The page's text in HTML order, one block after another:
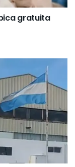
gratuita